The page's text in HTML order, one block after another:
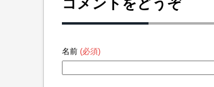
名前 (必須)